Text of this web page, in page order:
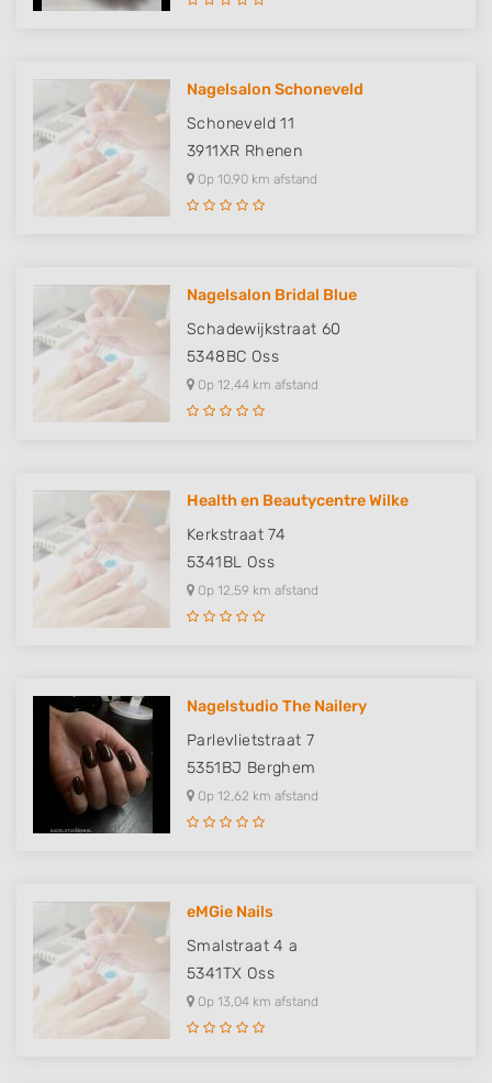
Nagelsalon Schoneveld
Schoneveld 11
3911XR Rhenen
Op 10,90 km afstand
Nagelsalon Bridal Blue
Schadewijkstraat 60
5348BC Oss
Op 12,44 km afstand
Health en Beautycentre Wilke
Kerkstraat 74
5341BL Oss
Op 12,59 km afstand
Nagelstudio The Nailery
Parlevlietstraat 7
5351BJ Berghem
Op 12,62 km afstand
eMGie Nails
Smalstraat 4 a
5341TX Oss
Op 13,04 km afstand